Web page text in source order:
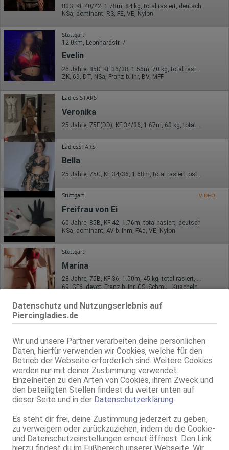
Datenschutz und Nutzungserlebnis auf
Piercingladies.de
Wir und unsere Partner verarbeiten deine persönlichen
Daten, hierfür verwenden wir Cookies, welche für den
Betrieb der Webseite erforderlich sind. Weitere Cookies
werden nur mit deiner Zustimmung verwendet.
Einzelheiten zu den Arten von Cookies, ihrem Zweck und
den beteiligten Stellen findest du weiter unten auf
dieser Seite und in der Datenschutzerklärung.
Es steht dir frei, deine Zustimmung jederzeit zu geben,
zu verweigern oder zurückzuziehen, indem du die Cookie-
und Datenschutzeinstellungen erneut öffnest. Den Link
80G, KF 40/42, 1.78m, 84 kg, total rasiert, deutsch
NSa, dominant, RS, FE, VE, Nylon
Stuttgart
12.0km, Leonhardstr. 7
Evelin
26 Jahre, 85D, KF 36/38, 1.56m, 70 kg, total rasiert, osteuropäisch
ZK, 69, DT, NSa, Franz b. Ihr, BV, MFF
Ladies STARS
Veronika
25 Jahre, 75E(DD), KF 34/36, 1.67m, 60 kg, total rasiert, deutsch
LadiesSTARS
Bella
Stuttgart VIDEO
Freifrau von Ei
60 Jahre, 85B, KF 42, 1.76m, total rasiert, deutsch
NSa, dominant, AV b. Ihm, FAa, VE, Nylon
Stuttgart
Marina
28 Jahre, 75B, KF 36, 1.50m, 45 kg, total rasiert, osteuropäisch
Ladies STARS
MINA AV-ZK l*der
Nylon
Stuttgart
Vanessa-Massage
Haut auf Haut Massage - das Original